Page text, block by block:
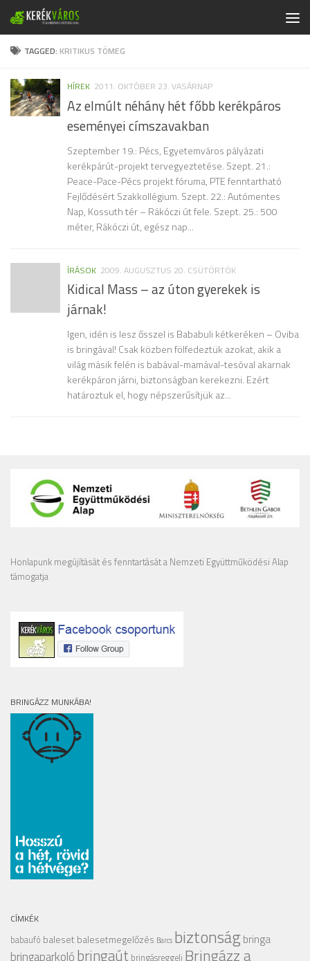
Skip to content
TAGGED: KRITIKUS TÖMEG
HÍREK 2011. OKTÓBER 23. VASÁRNAP
Az elmúlt néhány hét főbb kerékpáros
eseményei címszavakban
Szeptember 19.: Pécs, Egyetemváros pályázati
kerékpárút-projekt tervegyeztetése. Szept. 21.:
Peace-Pace-Pécs projekt fóruma, PTE fenntartható
Fejlődésért Szakkollégium. Szept. 22.: Autómentes
Nap, Kossuth tér – Rákóczi út fele. Szept. 25.: 500
méter, Rákóczi út, egész nap...
ÍRÁSOK 2009. AUGUSZTUS 20. CSÜTÖRTÖK
Kidical Mass – az úton gyerekek is
járnak!
Igen, idén is lesz ősszel is Bababuli kétkeréken – Oviba
is bringával! Csak közben fölfedeztük azokat, akik a
világ másik felén is babával-mamával-tesóval akarnak
kerékpáron járni, biztonságban kerekezni. Ezért
határoztuk el, hogy népszerűsítjük az...
Honlapunk megújítását és fenntartását a Nemzeti Együttműködési Alap
támogatja
BRINGÁZZ MUNKÁBA!
CÍMKÉK
babaufó balesetbalesetmegelőzés Barcs biztonságbringa
bringaparkolóbringaút bringásreggeli Bringázz a